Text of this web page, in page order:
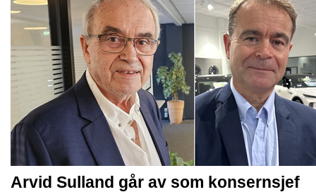
Arvid Sulland går av som konsernsjef